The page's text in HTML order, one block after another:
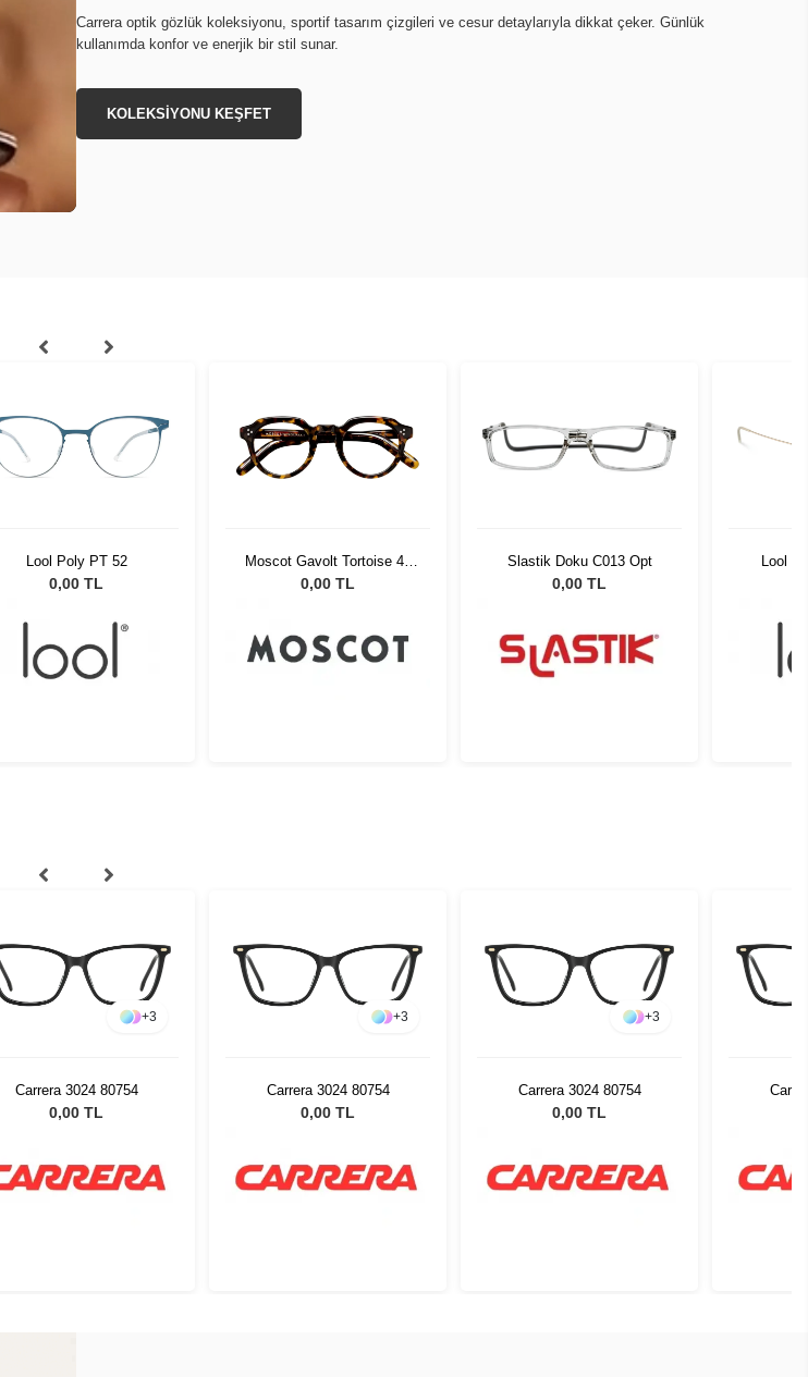
Carrera optik gözlük koleksiyonu, sportif tasarım çizgileri ve cesur detaylarıyla dikkat çeker. Günlük
kullanımda konfor ve enerjik bir stil sunar.
KOLEKSİYONU KEŞFET
Lool Poly PT 52
0,00 TL
Moscot Gavolt Tortoise 45
2002-01
0,00 TL
Slastik Doku C013 Opt
0,00 TL
Lool
+3
Carrera 3024 80754
0,00 TL
+3
Carrera 3024 80754
0,00 TL
+3
Carrera 3024 80754
0,00 TL